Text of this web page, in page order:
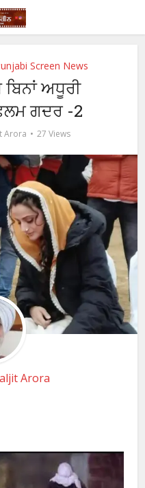
Screen News
ਅਧੂਰੀ
ਗਦਰ -2
Arora 27 Views
Arora